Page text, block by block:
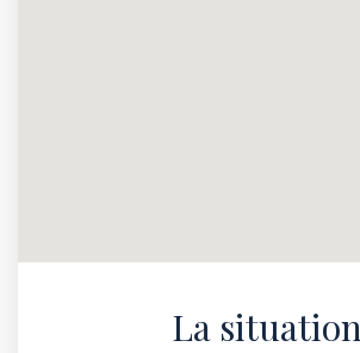
La